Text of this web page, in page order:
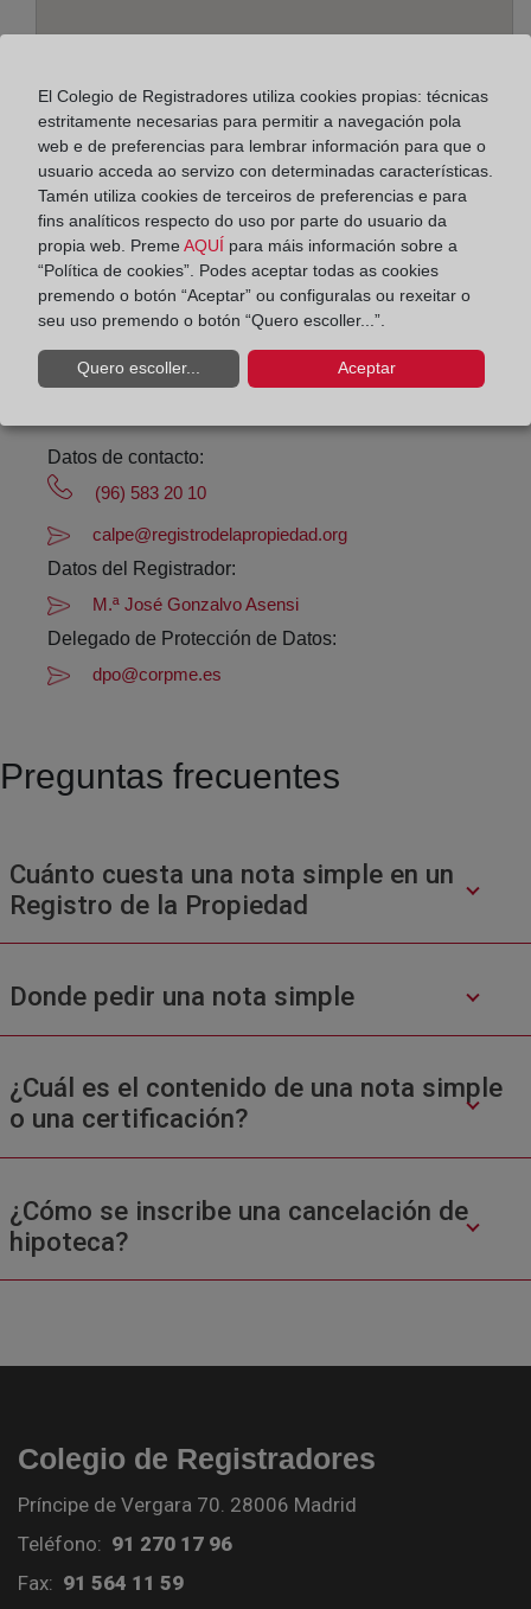
Enderezo:
Avenida Ejércitos Españoles, 16, Edif. Albamar,
bajo, 3710
Horario:
De lunes a viernes de 09:00 a 17:00 horas
Agosto: De lunes a viernes de 09:00 a 14:00 horas
Los días 24 y 31 de diciembre de 09:00 a 14:00
horas
Datos de contacto:
(96) 583 20 10
calpe@registrodelapropiedad.org
Datos del Registrador:
M.ª José Gonzalvo Asensi
Delegado de Protección de Datos:
dpo@corpme.es
Preguntas frecuentes
Cuánto cuesta una nota simple en un
Registro de la Propiedad
Donde pedir una nota simple
¿Cuál es el contenido de una nota simple
o una certificación?
¿Cómo se inscribe una cancelación de
hipoteca?
Colegio de Registradores
Príncipe de Vergara 70. 28006 Madrid
Teléfono: 91 270 17 96
Fax: 91 564 11 59
El Colegio de Registradores utiliza cookies propias: técnicas
estritamente necesarias para permitir a navegación pola
web e de preferencias para lembrar información para que o
usuario acceda ao servizo con determinadas características.
Tamén utiliza cookies de terceiros de preferencias e para
fins analíticos respecto do uso por parte do usuario da
propia web. Preme AQUÍ para máis información sobre a
“Política de cookies”. Podes aceptar todas as cookies
premendo o botón “Aceptar” ou configuralas ou rexeitar o
seu uso premendo o botón “Quero escoller...”.
Quero escoller... Aceptar